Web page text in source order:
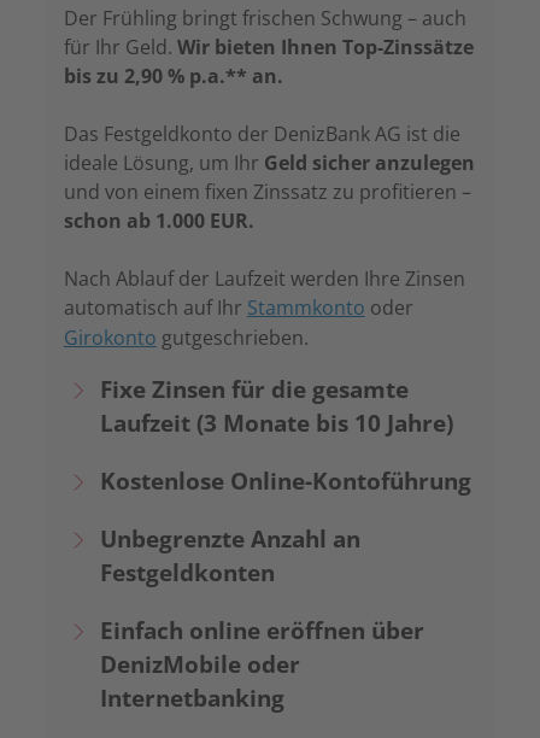
Der Frühling bringt frischen Schwung – auch
für Ihr Geld. Wir bieten Ihnen Top-Zinssätze
bis zu 2,90 % p.a.** an.
Das Festgeldkonto der DenizBank AG ist die
ideale Lösung, um Ihr Geld sicher anzulegen
und von einem fixen Zinssatz zu profitieren –
schon ab 1.000 EUR.
Nach Ablauf der Laufzeit werden Ihre Zinsen
automatisch auf Ihr Stammkonto oder
Girokonto gutgeschrieben.
Fixe Zinsen für die gesamte
Laufzeit (3 Monate bis 10 Jahre)
Kostenlose Online-Kontoführung
Unbegrenzte Anzahl an
Festgeldkonten
Einfach online eröffnen über
DenizMobile oder
Internetbanking